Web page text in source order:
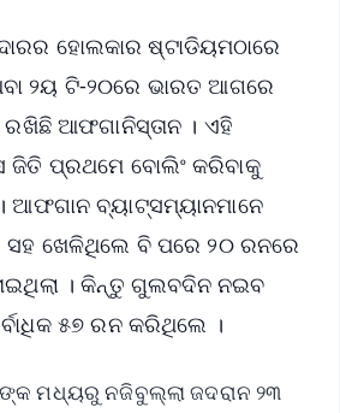
ହୋଲକାର ଷ୍ଟାଡିୟମଠାରେ
୨ୟ ଟି-୨୦ରେ ଭାରତ ଆଗରେ
ଆଫଗାନିସ୍ତାନ । ଏହି
ଜିତି ପ୍ରଥମେ ବୋଲିଂ କରିବାକୁ
ଆଫଗାନ ବ୍ୟାଟ୍ସମ୍ୟାନମାନେ
ସହ ଖେଳିଥିଲେ ବି ପରେ ୨୦ ରନରେ
। କିନ୍ତୁ ଗୁଲବଦିନ ନଇବ
୫୭ ରନ କରିଥିଲେ ।
ମଧ୍ୟରୁ ନଜିବୁଲ୍ଲା ଜଦରାନ ୨୩